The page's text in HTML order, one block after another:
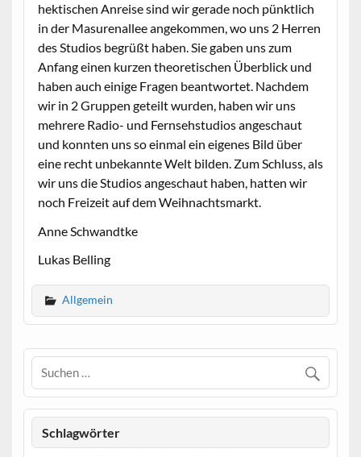
hektischen Anreise sind wir gerade noch pünktlich
in der Masurenallee angekommen, wo uns 2 Herren
des Studios begrüßt haben. Sie gaben uns zum
Anfang einen kurzen theoretischen Überblick und
haben auch einige Fragen beantwortet. Nachdem
wir in 2 Gruppen geteilt wurden, haben wir uns
mehrere Radio- und Fernsehstudios angeschaut
und konnten uns so einmal ein eigenes Bild über
eine recht unbekannte Welt bilden. Zum Schluss, als
wir uns die Studios angeschaut haben, hatten wir
noch Freizeit auf dem Weihnachtsmarkt.
Anne Schwandtke
Lukas Belling
Allgemein
Schlagwörter